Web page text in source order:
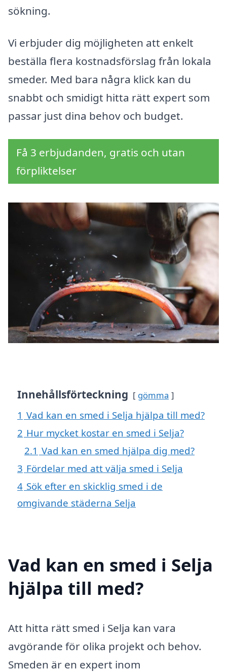
sökning.
Vi erbjuder dig möjligheten att enkelt
beställa flera kostnadsförslag från lokala
smeder. Med bara några klick kan du
snabbt och smidigt hitta rätt expert som
passar just dina behov och budget.
Få 3 erbjudanden, gratis och utan
förpliktelser
Innehållsförteckning gömma
1 Vad kan en smed i Selja hjälpa till med?
2 Hur mycket kostar en smed i Selja?
2.1 Vad kan en smed hjälpa dig med?
3 Fördelar med att välja smed i Selja
4 Sök efter en skicklig smed i de
omgivande städerna Selja
Vad kan en smed i Selja
hjälpa till med?
Att hitta rätt smed i Selja kan vara
avgörande för olika projekt och behov.
Smeden är en expert inom